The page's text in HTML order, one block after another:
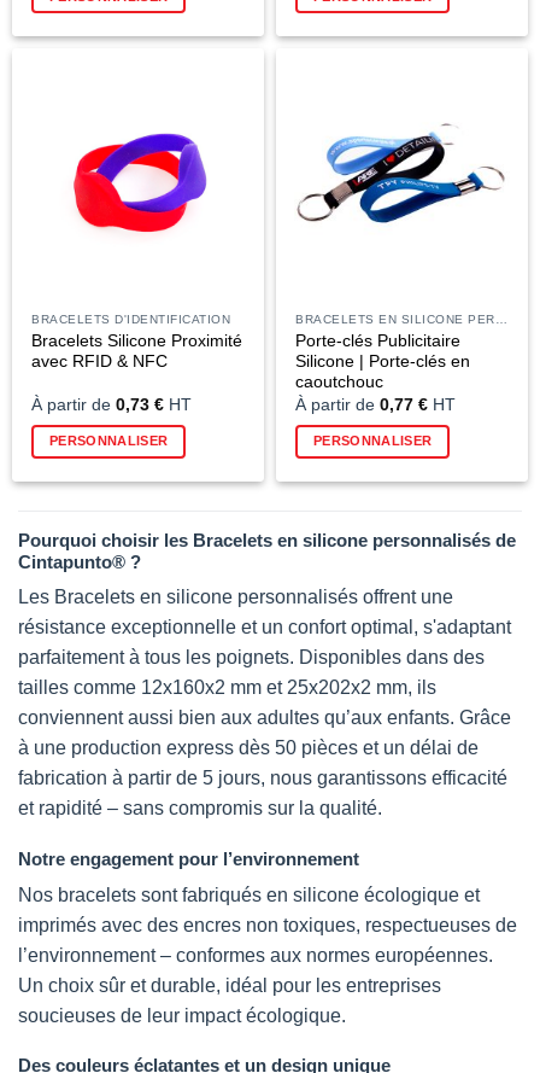
être
BRACELETS D'IDENTIFICATION
Bracelets Silicone Proximité
avec RFID & NFC
À partir de0,73€ HT
PERSONNALISER
Les
peuvent
être
choisies
sur
page
du
produit
BRACELETS EN SILICONE PERSONNALISÉS
Porte-clés Publicitaire
Silicone | Porte-clés en
caoutchouc
À partir de0,77€ HT
PERSONNALISER
Les
être
choisies
page
du
produit
Pourquoi choisir les Bracelets en silicone personnalisés de
Cintapunto® ?
Les Bracelets en silicone personnalisés offrent une
résistance exceptionnelle et un confort optimal, s'adaptant
parfaitement à tous les poignets. Disponibles dans des
tailles comme 12x160x2 mm et 25x202x2 mm, ils
conviennent aussi bien aux adultes qu’aux enfants. Grâce
à une production express dès 50 pièces et un délai de
fabrication à partir de 5 jours, nous garantissons efficacité
et rapidité – sans compromis sur la qualité.
Notre engagement pour l’environnement
Nos bracelets sont fabriqués en silicone écologique et
imprimés avec des encres non toxiques, respectueuses de
l’environnement – conformes aux normes européennes.
Un choix sûr et durable, idéal pour les entreprises
soucieuses de leur impact écologique.
Des couleurs éclatantes et un design unique